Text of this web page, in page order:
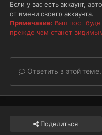
Если у вас есть аккаунт,
от имени своего аккаунта.
Примечание: Ваш пост
прежде чем станет
Ответить в этой
Поделиться